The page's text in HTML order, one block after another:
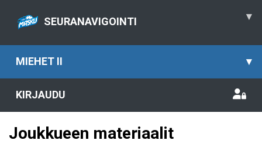
SEURANAVIGOINTI ▾
MIEHET II ▾
KIRJAUDU
Joukkueen materiaalit